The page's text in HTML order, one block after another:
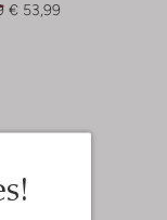
€ 53,99